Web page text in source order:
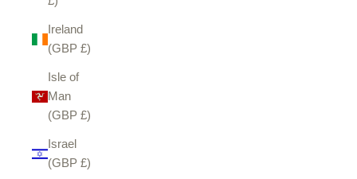
Ireland
(GBP £)
Isle of
Man
(GBP £)
Israel
(GBP £)